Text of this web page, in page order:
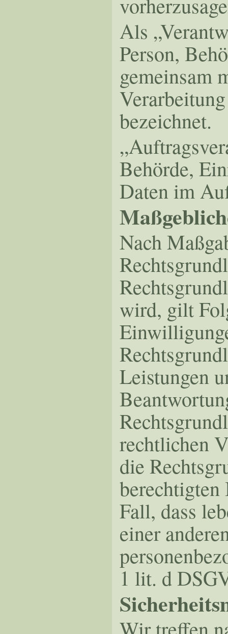
Als
Person,
gemeinsam
bezeichnet.
Behörde,
Daten im
Nach
wird, gilt
Leistungen
rechtlichen
die
Fall, dass
einer
1 lit. d